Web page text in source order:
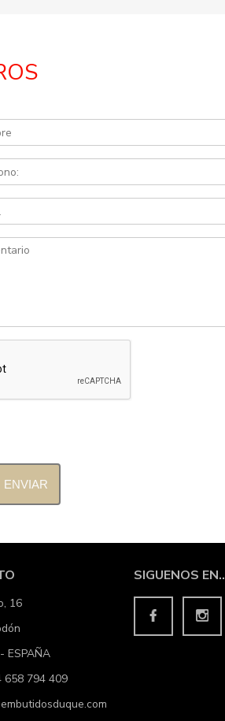
16
ESPAÑA
658 794 409
SIGUENOS EN..